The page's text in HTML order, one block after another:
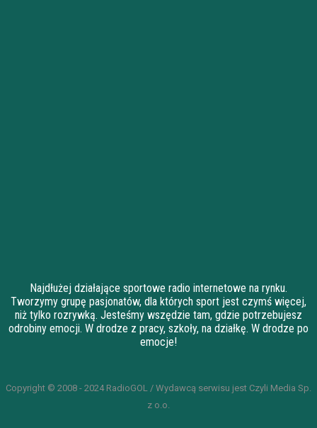
Najdłużej działające sportowe radio internetowe na rynku.
Tworzymy grupę pasjonatów, dla których sport jest czymś więcej,
niż tylko rozrywką. Jesteśmy wszędzie tam, gdzie potrzebujesz
odrobiny emocji. W drodze z pracy, szkoły, na działkę. W drodze po
emocje!
Copyright © 2008 - 2024 RadioGOL / Wydawcą serwisu jest Czyli Media Sp.
z o.o.